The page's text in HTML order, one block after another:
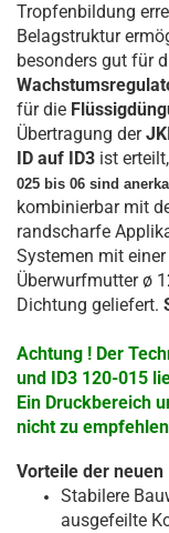
Tropfenbildung
Belagstruktur
besonders gut für
für die
Übertragung der
ID auf ID3 ist
025 bis 06 sind
kombinierbar mit
randscharfe
Systemen mit
Überwurfmutter ø
Dichtung geliefert.
Achtung ! Der
und ID3 120-015
Ein Druckbereich
nicht zu
Vorteile der neuen
Stabilere
ausgefeilte